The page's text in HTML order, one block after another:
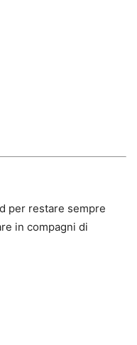
per restare sempre
in compagni di